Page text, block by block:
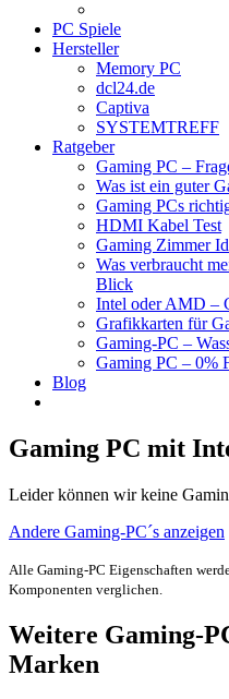
PC Spiele
Hersteller
Memory PC
dcl24.de
Captiva
SYSTEMTREFF
Ratgeber
Gaming PC –
Was ist ein guter
Gaming PCs
HDMI Kabel Test
Gaming Zimmer
Was verbraucht
Blick
Intel oder AMD –
Grafikkarten für
Gaming-PC –
Gaming PC – 0%
Blog
Gaming PC mit
Leider können wir keine
Andere Gaming-PC´s anzeigen
Alle Gaming-PC Eigenschaften
Komponenten verglichen.
Weitere Gaming-
Marken